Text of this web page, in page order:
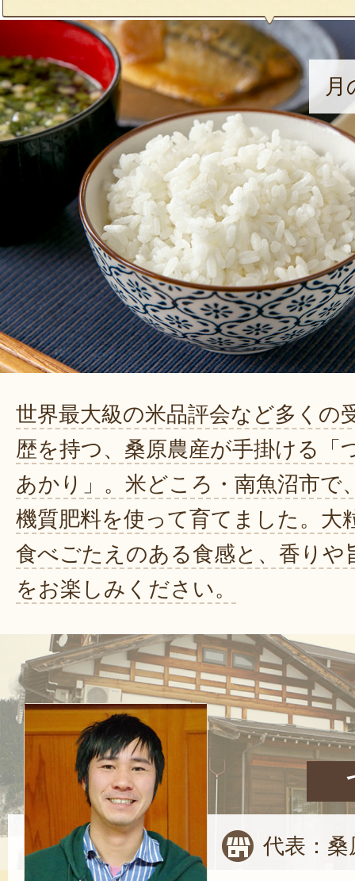
月
世界最大級の米品評会など多くの
歴を持つ、桑原農産が手掛ける「
あかり」。米どころ・南魚沼市で
機質肥料を使って育てました。大
食べごたえのある食感と、香りや
をお楽しみください。
代表：桑